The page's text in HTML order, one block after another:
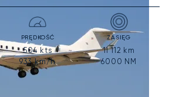
PRĘDKOŚĆ
504 kts
933km/h
ZASIĘG
11 112 km
6000 NM